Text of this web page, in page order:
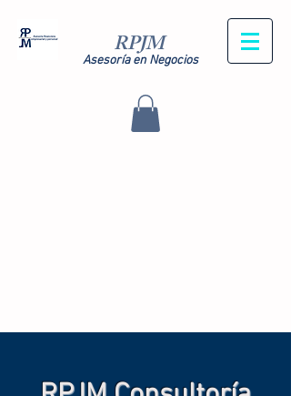
RPJM
Asesoría en Negocios